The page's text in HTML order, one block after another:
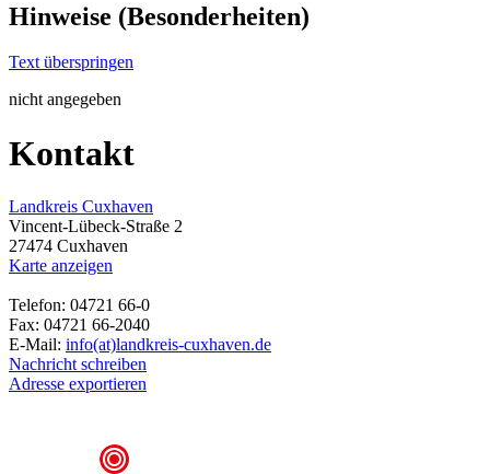
Hinweise (Besonderheiten)
Text überspringen
nicht angegeben
Kontakt
Landkreis Cuxhaven
Vincent-Lübeck-Straße 2
27474 Cuxhaven
Karte anzeigen
Telefon: 04721 66-0
Fax: 04721 66-2040
E-Mail: info(at)landkreis-cuxhaven.de
Nachricht schreiben
Adresse exportieren